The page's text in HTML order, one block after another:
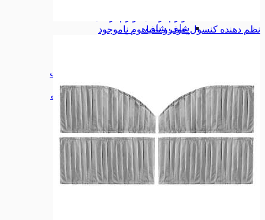
شلف شلف
شستشو و نظافت
لوازم برقی
همه دسته بندی های خانه و آشپزخانه
خانه و آشپزخانه خانه و آشپزخانه
اکسسوری اکسسوری
کمربند کمربند
پد دسته صندلی پد دسته صندلی
زیورآلات
زیورآلات
کیف
کیف
کیف کمری کیف کمری
نظم دهنده کنسول خودرو نادیاهوم ناموجود